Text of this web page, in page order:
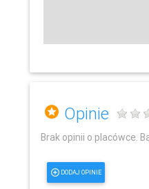
Opinie
Brak opinii o placówce.
DODAJ OPINIE